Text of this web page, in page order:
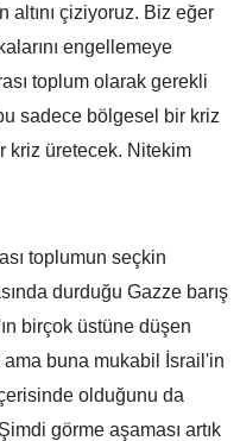
altını çiziyoruz. Biz eğer
engellemeye
toplum olarak gerekli
sadece bölgesel bir kriz
kriz üretecek. Nitekim
toplumun seçkin
durduğu Gazze barış
birçok üstüne düşen
buna mukabil İsrail'in
olduğunu da
görme aşaması artık